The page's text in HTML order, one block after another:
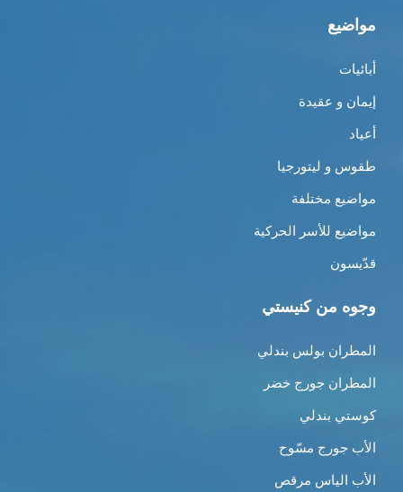
مواضيع
أبائيات
إيمان و عقيدة
أعياد
طقوس و ليتورجيا
مواضيع مختلفة
مواضيع للأسر الحركية
قدّيسون
وجوه من كنيستي
المطران بولس بندلي
المطران جورج خضر
كوستي بندلي
الأب جورج مسّوح
الأب الياس مرقص